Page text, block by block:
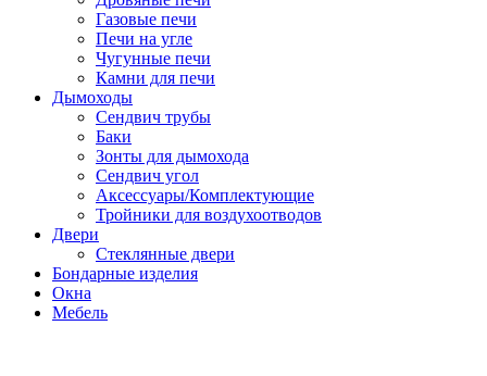
Газовые печи
Печи на угле
Чугунные печи
Камни для печи
Дымоходы
Сендвич трубы
Баки
Зонты для дымохода
Сендвич угол
Аксессуары/Комплектующие
Тройники для воздухоотводов
Двери
Стеклянные двери
Бондарные изделия
Окна
Мебель